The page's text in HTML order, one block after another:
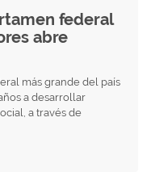
federal
abre
más grande del país
a desarrollar
a través de